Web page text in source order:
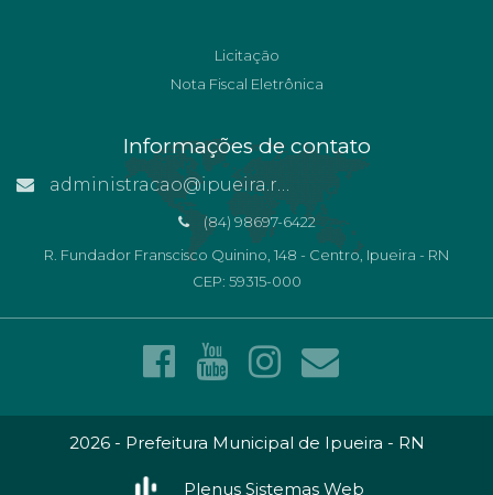
Licitação
Nota Fiscal Eletrônica
Informações de contato
administracao@ipueira.rn.gov.br
(84) 98697-6422
R. Fundador Franscisco Quinino, 148 - Centro, Ipueira - RN
CEP: 59315-000
2026 - Prefeitura Municipal de Ipueira - RN
Plenus Sistemas Web